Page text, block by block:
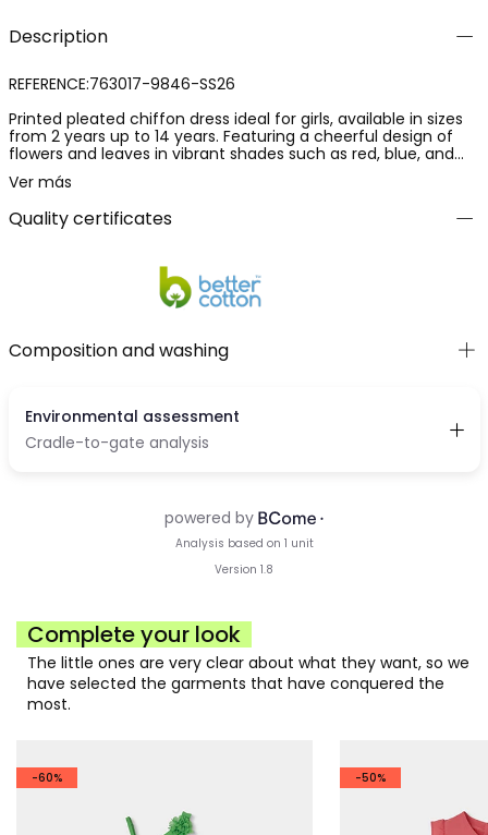
Description
REFERENCE:763017-9846-SS26
Printed pleated chiffon dress ideal for girls, available in sizes
from 2 years up to 14 years. Featuring a cheerful design of
flowers and leaves in vibrant shades such as red, blue, and
green, this sleeveless dress is intended for special occasions.
The light chiffon provides a fluid and elegant movement. Its
colourful print makes it perfect for pairing with neutral or
colourful accessories, adding a touch of freshness and
Ver más
Quality certificates
Composition and washing
Complete your look
The little ones are very clear about what they want, so we
have selected the garments that have conquered the
most.
-60% -50%